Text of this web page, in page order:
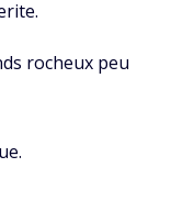
rocheux peu